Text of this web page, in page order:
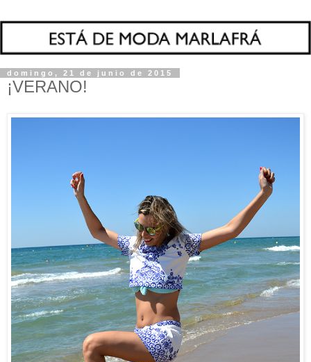
domingo, 21 de junio de 2015
¡VERANO!